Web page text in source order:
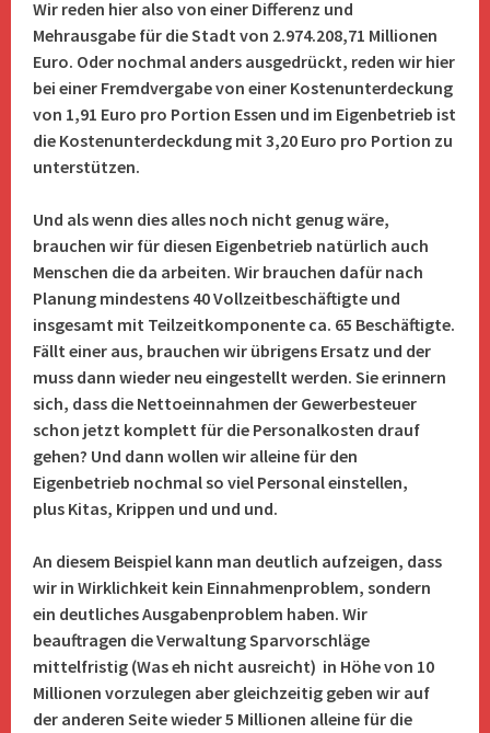
Wir reden hier also von einer Differenz und
Mehrausgabe für die Stadt von 2.974.208,71 Millionen
Euro. Oder nochmal anders ausgedrückt, reden wir hier
bei einer Fremdvergabe von einer Kostenunterdeckung
von 1,91 Euro pro Portion Essen und im Eigenbetrieb ist
die Kostenunterdeckdung mit 3,20 Euro pro Portion zu
unterstützen.
Und als wenn dies alles noch nicht genug wäre,
brauchen wir für diesen Eigenbetrieb natürlich auch
Menschen die da arbeiten. Wir brauchen dafür nach
Planung mindestens 40 Vollzeitbeschäftigte und
insgesamt mit Teilzeitkomponente ca. 65 Beschäftigte.
Fällt einer aus, brauchen wir übrigens Ersatz und der
muss dann wieder neu eingestellt werden. Sie erinnern
sich, dass die Nettoeinnahmen der Gewerbesteuer
schon jetzt komplett für die Personalkosten drauf
gehen? Und dann wollen wir alleine für den
Eigenbetrieb nochmal so viel Personal einstellen,
plus Kitas, Krippen und und und.
An diesem Beispiel kann man deutlich aufzeigen, dass
wir in Wirklichkeit kein Einnahmenproblem, sondern
ein deutliches Ausgabenproblem haben. Wir
beauftragen die Verwaltung Sparvorschläge
mittelfristig (Was eh nicht ausreicht) in Höhe von 10
Millionen vorzulegen aber gleichzeitig geben wir auf
der anderen Seite wieder 5 Millionen alleine für die